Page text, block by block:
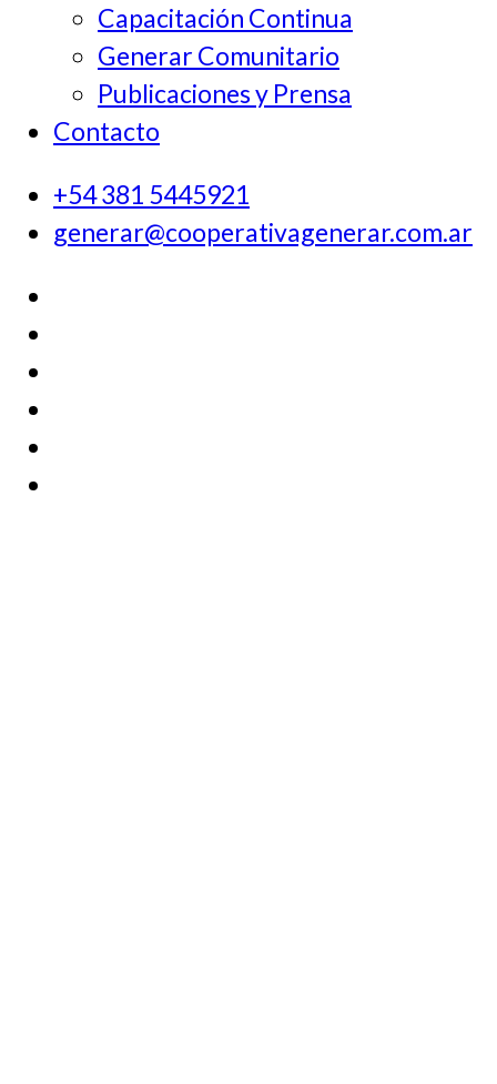
Capacitación Continua
Generar Comunitario
Publicaciones y Prensa
Contacto
+54 381 5445921
generar@cooperativagenerar.com.ar